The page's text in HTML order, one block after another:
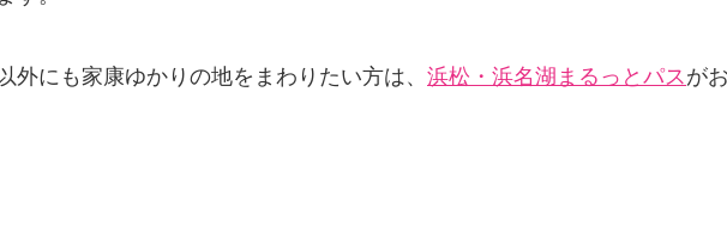
外にも家康ゆかりの地をまわりたい方は、 浜松・浜名湖まるっとパスが